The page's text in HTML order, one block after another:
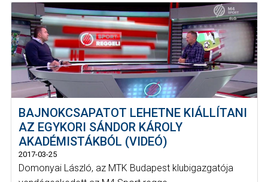
BAJNOKCSAPATOT LEHETNE KIÁLLÍTANI
AZ EGYKORI SÁNDOR KÁROLY
AKADÉMISTÁKBÓL (VIDEÓ)
2017-03-25
Domonyai László, az MTK Budapest klubigazgatója